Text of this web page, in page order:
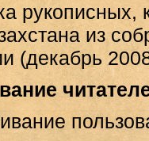
рукописных,
из
(декабрь